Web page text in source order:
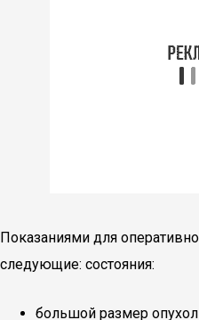
Показаниями для
следующие: состояния:
большой размер